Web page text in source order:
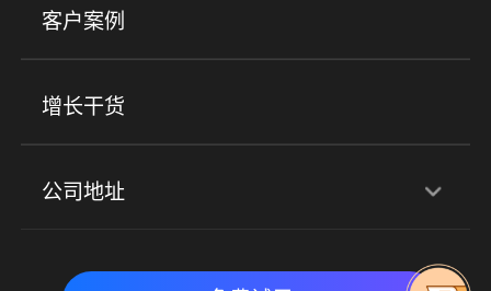
心理机构
实时私域带货 数字化运营
社群圈子
客户案例
增长干货
公司地址